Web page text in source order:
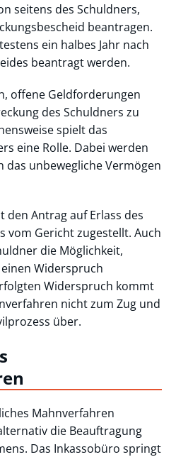
seitens des Schuldners,
beantragen.
ein halbes Jahr nach
beantragt werden.
offene Geldforderungen
des Schuldners zu
spielt das
eine Rolle. Dabei werden
das unbewegliche Vermögen
den Antrag auf Erlass des
vom Gericht zugestellt. Auch
die Möglichkeit,
Widerspruch
Widerspruch kommt
nicht zum Zug und
über.
Mahnverfahren
die Beauftragung
Das Inkassobüro springt